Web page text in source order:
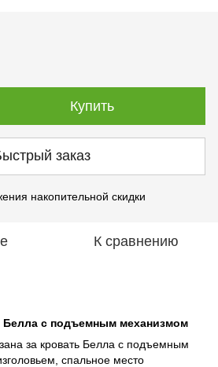
Купить
заказ
накопительной скидки
К сравнению
Белла с подъемным механизмом
за кровать Белла с подъемным
спальное место